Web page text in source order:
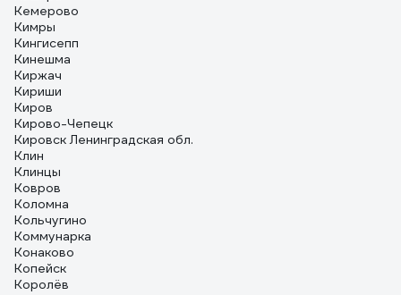
Кемерово
Кимры
Кингисепп
Кинешма
Киржач
Кириши
Киров
Кирово-Чепецк
Кировск Ленинградская обл.
Клин
Клинцы
Ковров
Коломна
Кольчугино
Коммунарка
Конаково
Копейск
Королёв